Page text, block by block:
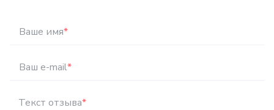
Ваше имя*
Ваш e-mail*
Текст отзыва*